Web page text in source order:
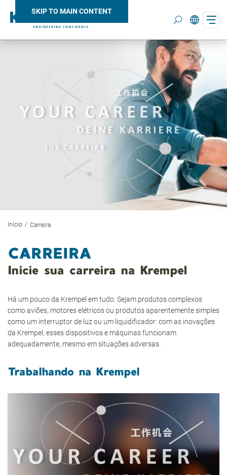
SKIP TO MAIN CONTENT
Início Carreira
CARREIRA
Inicie sua carreira na Krempel
Há um pouco da Krempel em tudo. Sejam produtos complexos
como aviões, motores elétricos ou produtos aparentemente simples
como um interruptor de luz ou um liquidificador: com as inovações
da Krempel, esses dispositivos e máquinas funcionam
adequadamente, mesmo em situações adversas.
Trabalhando na Krempel